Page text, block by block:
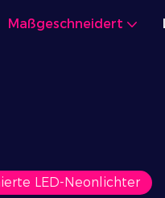
Maßgeschneidert
LED-Neonlichter